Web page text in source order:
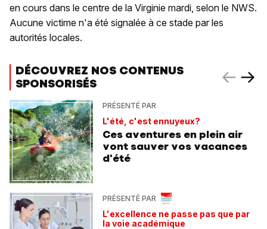
en cours dans le centre de la Virginie mardi, selon le NWS.
Aucune victime n'a été signalée à ce stade par les
autorités locales.
DÉCOUVREZ NOS CONTENUS
SPONSORISÉS
PRÉSENTÉ PAR
L'été, c'est ennuyeux?
Ces aventures en plein air
vont sauver vos vacances
d'été
PRÉSENTÉ PAR
L'excellence ne passe pas que par
la voie académique